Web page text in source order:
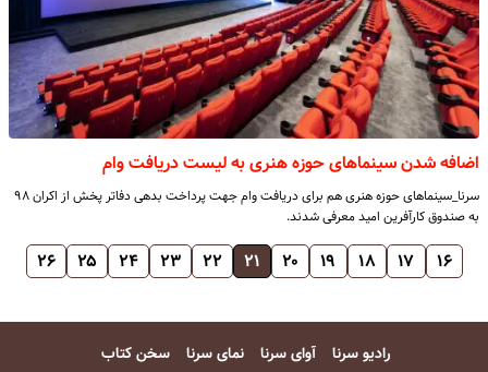
اضافه شدن سینماهای حوزه هنری به لیست دریافت وام
سرنا_سینماهای حوزه هنری هم برای دریافت وام جهت پرداخت بدهی دفاتر پخش از اکران ۹۸
به صندوق کارآفرین امید معرفی شدند.
۱۶ ۱۷ ۱۸ ۱۹ ۲۰ ۲۱ ۲۲ ۲۳ ۲۴ ۲۵ ۲۶
رادیو سرنا آوای سرنا نمای سرنا سخن کتاب